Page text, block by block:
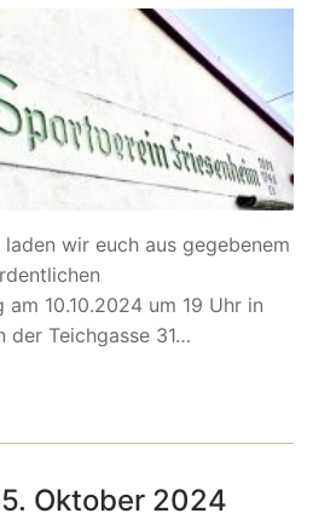
wir euch aus gegebenem
10.10.2024 um 19 Uhr in
der Teichgasse 31…
Oktober 2024